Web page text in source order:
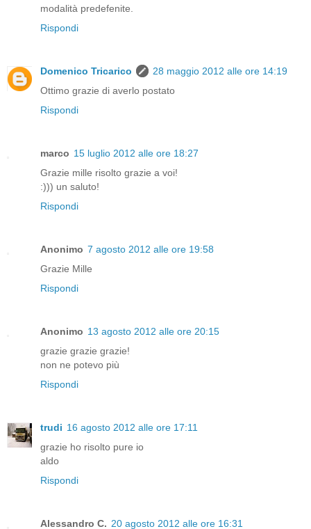
modalità predefenite.
Rispondi
Domenico Tricarico
28 maggio 2012 alle ore 14:19
Ottimo grazie di averlo postato
Rispondi
marco 15 luglio 2012 alle ore 18:27
Grazie mille risolto grazie a voi!
:))) un saluto!
Rispondi
Anonimo 7 agosto 2012 alle ore 19:58
Grazie Mille
Rispondi
Anonimo 13 agosto 2012 alle ore 20:15
grazie grazie grazie!
non ne potevo più
Rispondi
trudi 16 agosto 2012 alle ore 17:11
grazie ho risolto pure io
aldo
Rispondi
Alessandro C. 20 agosto 2012 alle ore 16:31